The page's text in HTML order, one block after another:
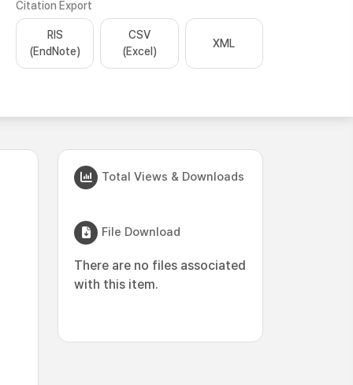
Citation Export
RIS
(EndNote)
CSV
(Excel)
XML
Total Views & Downloads
File Download
There are no files associated
with this item.